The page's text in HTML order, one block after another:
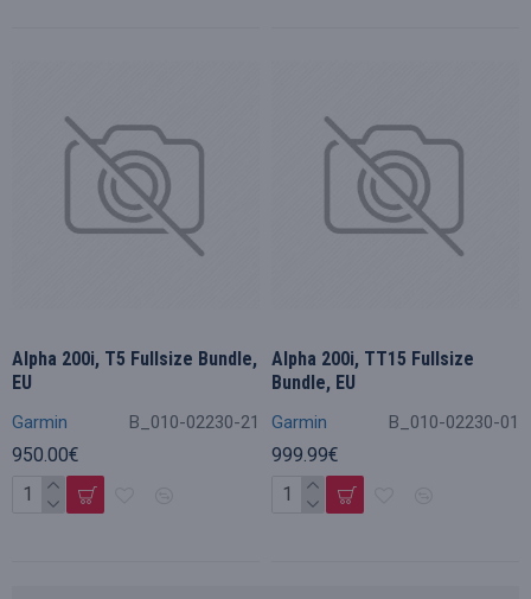
Garmin B_010-02230-21
Alpha 200i, T5 Fullsize Bundle,
EU
950.00€
Garmin B_010-02230-01
Alpha 200i, TT15 Fullsize
Bundle, EU
999.99€